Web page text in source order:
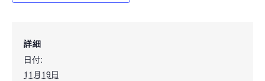
詳細
日付:
11月19日